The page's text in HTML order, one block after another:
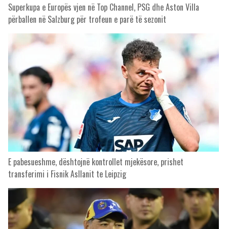
Superkupa e Europës vjen në Top Channel, PSG dhe Aston Villa
përballen në Salzburg për trofeun e parë të sezonit
E pabesueshme, dështojnë kontrollet mjekësore, prishet
transferimi i Fisnik Asllanit te Leipzig